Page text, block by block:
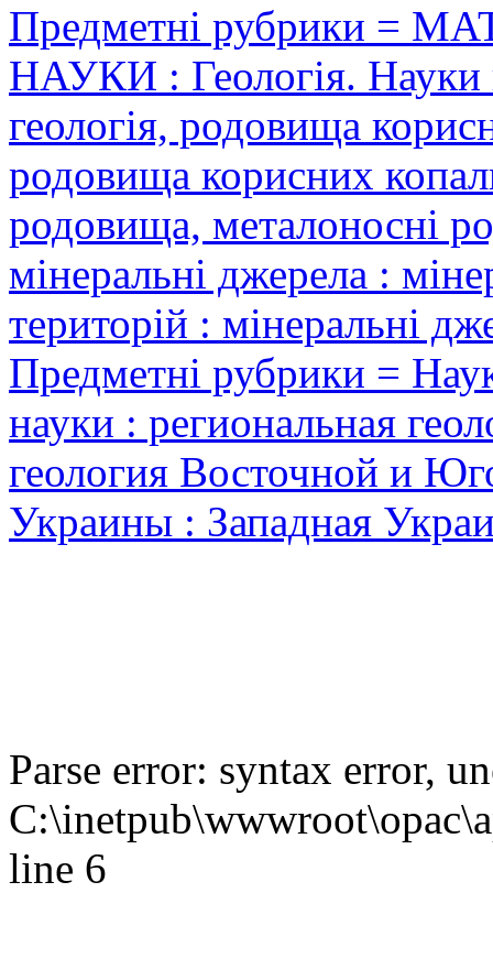
Предметні рубрики =
НАУКИ : Геологія. Науки
геологія, родовища
родовища корисних
родовища, металоносні
мінеральні джерела :
територій : мінеральні
Предметні рубрики =
науки : региональная
геология Восточной и
Украины : Западная
Parse error: syntax error,
line 6